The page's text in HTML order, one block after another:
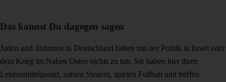
Das kannst Du dagegen sagen
Juden und Jüdinnen in Deutschland haben mit der Politik in Israel oder
dem Krieg im Nahen Osten nichts zu tun. Sie haben hier ihren
Lebensmittelpunkt, zahlen Steuern, spielen Fußball und treffen